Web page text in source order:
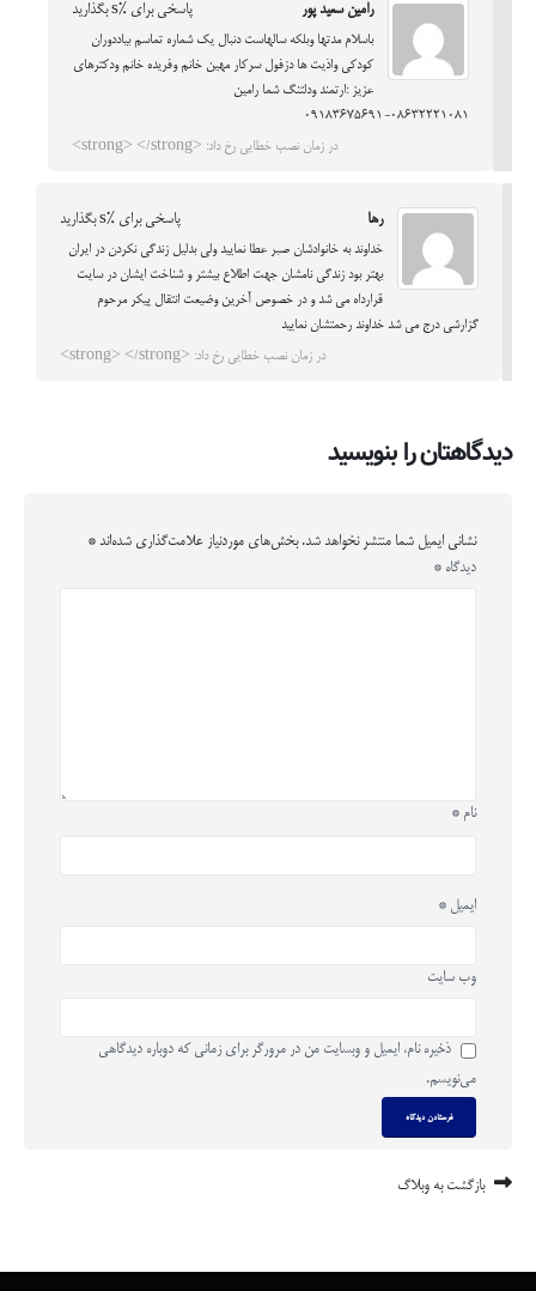
رامین سعید پور پاسخی برای %s بگذارید
باسلام مدتها وبلکه سالهاست دنبال یک شماره تماسم بیاددوران
کودکی واذیت ها دزفول سرکار مهین خانم وفریده خانم ودکترهای
عزیز :ارتمند ودلتنگ شما رامین
09183675691-08632221081
در زمان نصب خطایی رخ داد: <strong> </strong>
رها پاسخی برای %s بگذارید
خداوند به خانوادشان صبر عطا نمایید ولی بدلیل زندگی نکردن در ایران
بهتر بود زندگی نامشان جهت اطلاع بیشتر و شناخت ایشان در سایت
قرارداه می شد و در خصوص آخرین وضیعت انتقال پیکر مرحوم
گزارشی درج می شد خداوند رحمتشان نمایید
در زمان نصب خطایی رخ داد: <strong> </strong>
دیدگاهتان را بنویسید
نشانی ایمیل شما منتشر نخواهد شد. بخش‌های موردنیاز علامت‌گذاری شده‌اند *
دیدگاه *
نام *
ایمیل *
وب‌ سایت
ذخیره نام، ایمیل و وبسایت من در مرورگر برای زمانی که دوباره دیدگاهی
می‌نویسم.
بازگشت به وبلاگ